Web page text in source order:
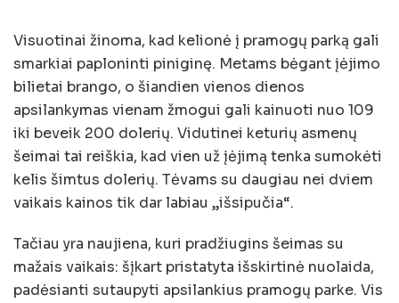
Visuotinai žinoma, kad kelionė į pramogų parką gali
smarkiai paploninti piniginę. Metams bėgant įėjimo
bilietai brango, o šiandien vienos dienos
apsilankymas vienam žmogui gali kainuoti nuo 109
iki beveik 200 dolerių. Vidutinei keturių asmenų
šeimai tai reiškia, kad vien už įėjimą tenka sumokėti
kelis šimtus dolerių. Tėvams su daugiau nei dviem
vaikais kainos tik dar labiau „išsipučia“.
Tačiau yra naujiena, kuri pradžiugins šeimas su
mažais vaikais: šįkart pristatyta išskirtinė nuolaida,
padėsianti sutaupyti apsilankius pramogų parke. Vis